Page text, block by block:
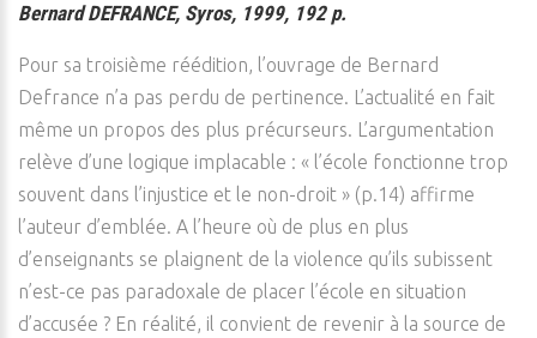
Bernard DEFRANCE, Syros, 1999, 192 p.
Pour sa troisième réédition, l’ouvrage de Bernard
Defrance n’a pas perdu de pertinence. L’actualité en fait
même un propos des plus précurseurs. L’argumentation
relève d’une logique implacable : « l’école fonctionne trop
souvent dans l’injustice et le non-droit » (p.14) affirme
l’auteur d’emblée. A l’heure où de plus en plus
d’enseignants se plaignent de la violence qu’ils subissent
n’est-ce pas paradoxale de placer l’école en situation
d’accusée ? En réalité, il convient de revenir à la source de